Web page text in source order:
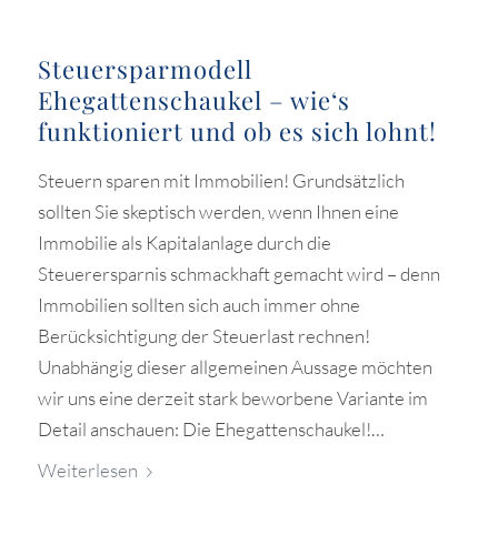
Steuersparmodell
Ehegattenschaukel – wie‘s
funktioniert und ob es sich lohnt!
Steuern sparen mit Immobilien! Grundsätzlich
sollten Sie skeptisch werden, wenn Ihnen eine
Immobilie als Kapitalanlage durch die
Steuerersparnis schmackhaft gemacht wird – denn
Immobilien sollten sich auch immer ohne
Berücksichtigung der Steuerlast rechnen!
Unabhängig dieser allgemeinen Aussage möchten
wir uns eine derzeit stark beworbene Variante im
Detail anschauen: Die Ehegattenschaukel!…
Weiterlesen